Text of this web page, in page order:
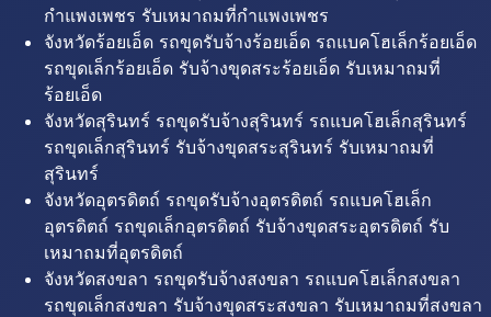
กำแพงเพชร รับเหมาถมที่กำแพงเพชร
จังหวัดร้อยเอ็ด รถขุดรับจ้างร้อยเอ็ด รถแบคโฮเล็กร้อยเอ็ด
รถขุดเล็กร้อยเอ็ด รับจ้างขุดสระร้อยเอ็ด รับเหมาถมที่
ร้อยเอ็ด
จังหวัดสุรินทร์ รถขุดรับจ้างสุรินทร์ รถแบคโฮเล็กสุรินทร์
รถขุดเล็กสุรินทร์ รับจ้างขุดสระสุรินทร์ รับเหมาถมที่
สุรินทร์
จังหวัดอุตรดิตถ์ รถขุดรับจ้างอุตรดิตถ์ รถแบคโฮเล็ก
อุตรดิตถ์ รถขุดเล็กอุตรดิตถ์ รับจ้างขุดสระอุตรดิตถ์ รับ
เหมาถมที่อุตรดิตถ์
จังหวัดสงขลา รถขุดรับจ้างสงขลา รถแบคโฮเล็กสงขลา
รถขุดเล็กสงขลา รับจ้างขุดสระสงขลา รับเหมาถมที่สงขลา